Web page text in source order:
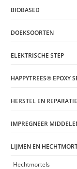
BIOBASED
DOEKSOORTEN
ELEKTRISCHE STEP
HAPPYTREES® EPOXY
HERSTEL EN REPARATIE
IMPREGNEER
LIJMEN EN
Hechtmortels